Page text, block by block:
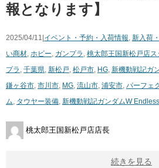
報となります】
2025/04/11| イベント・予約・入荷情報, 新入荷
い商材, ホビー, ガンプラ , 桃太郎王国新松戸店
プラ , 千葉県, 新松戸, 松戸市, HG, 新機動戦記ガ
鎌ヶ谷市, 市川市, MG, 流山市, 浦安市, パーフェ
ム, タウヤー装備, 新機動戦記ガンダムW
桃太郎王国新松戸店店長
続きを見る